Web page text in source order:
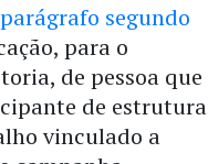
segundo
para o
de pessoa que
de estrutura
vinculado a